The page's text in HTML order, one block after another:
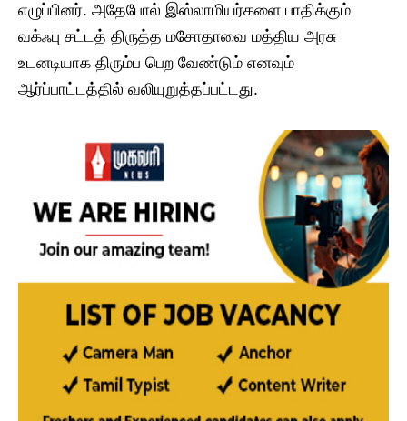
எழுப்பினர். அதேபோல் இஸ்லாமியர்களை பாதிக்கும்
வக்ஃபு சட்டத் திருத்த மசோதாவை மத்திய அரசு
உடனடியாக திரும்ப பெற வேண்டும் எனவும்
ஆர்ப்பாட்டத்தில் வலியுறுத்தப்பட்டது.